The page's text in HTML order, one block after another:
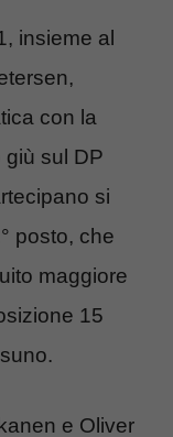
insieme al
con la
sul DP
si
posto, che
maggiore
15
e Oliver